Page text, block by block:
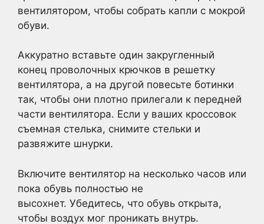
вентилятором, чтобы собрать капли с мокрой
обуви.
Аккуратно вставьте один закругленный
конец проволочных крючков в решетку
вентилятора, а на другой повесьте ботинки
так, чтобы они плотно прилегали к передней
части вентилятора. Если у ваших кроссовок
съемная стелька, снимите стельки и
развяжите шнурки.
Включите вентилятор на несколько часов или
пока обувь полностью не
высохнет. Убедитесь, что обувь открыта,
чтобы воздух мог проникать внутрь.